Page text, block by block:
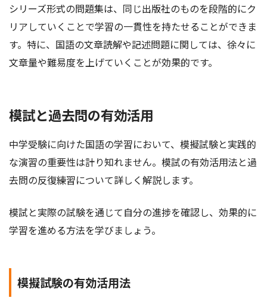
シリーズ形式の問題集は、同じ出版社のものを段階的にク
リアしていくことで学習の一貫性を持たせることができま
す。特に、国語の文章読解や記述問題に関しては、徐々に
文章量や難易度を上げていくことが効果的です。
模試と過去問の有効活用
中学受験に向けた国語の学習において、模擬試験と実践的
な演習の重要性は計り知れません。模試の有効活用法と過
去問の反復練習について詳しく解説します。
模試と実際の試験を通じて自分の進捗を確認し、効果的に
学習を進める方法を学びましょう。
模擬試験の有効活用法